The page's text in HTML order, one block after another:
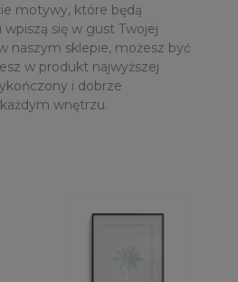
motywy, które będą
się w gust Twojej
naszym sklepie, możesz być
w produkt najwyższej
i dobrze
wnętrzu.